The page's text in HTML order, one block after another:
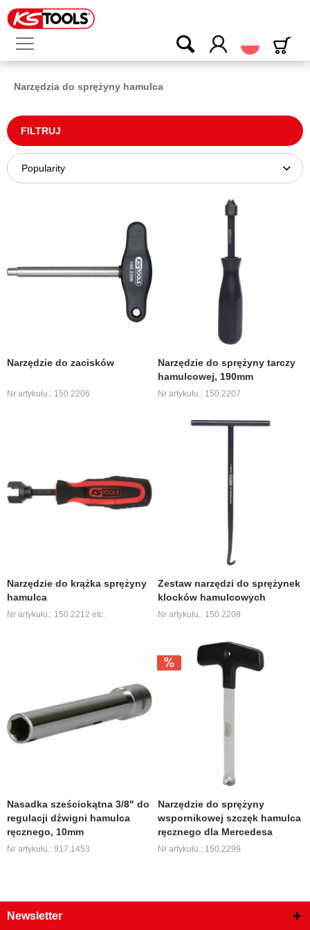
Polski
Narzędzia do sprężyny hamulca
FILTRUJ
Narzędzie do zacisków
Nr artykułu.: 150.2206
Narzędzie do sprężyny tarczy
hamulcowej, 190mm
Nr artykułu.: 150.2207
Narzędzie do krążka sprężyny
hamulca
Nr artykułu.: 150.2212 etc.
Zestaw narzędzi do sprężynek
klocków hamulcowych
Nr artykułu.: 150.2208
Nasadka sześciokątna 3/8" do
regulacji dźwigni hamulca
ręcznego, 10mm
Nr artykułu.: 917.1453
Narzędzie do sprężyny
wspornikowej szczęk hamulca
ręcznego dla Mercedesa
Nr artykułu.: 150.2299
Newsletter